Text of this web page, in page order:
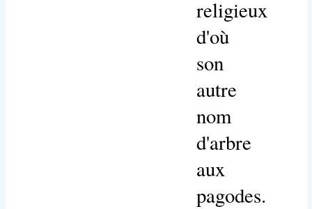
religieux
d'où
son
autre
nom
d'arbre
aux
pagodes.